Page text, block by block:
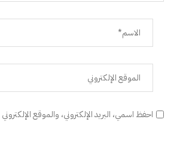
احفظ اسمي، البريد الإلكتروني، والموقع